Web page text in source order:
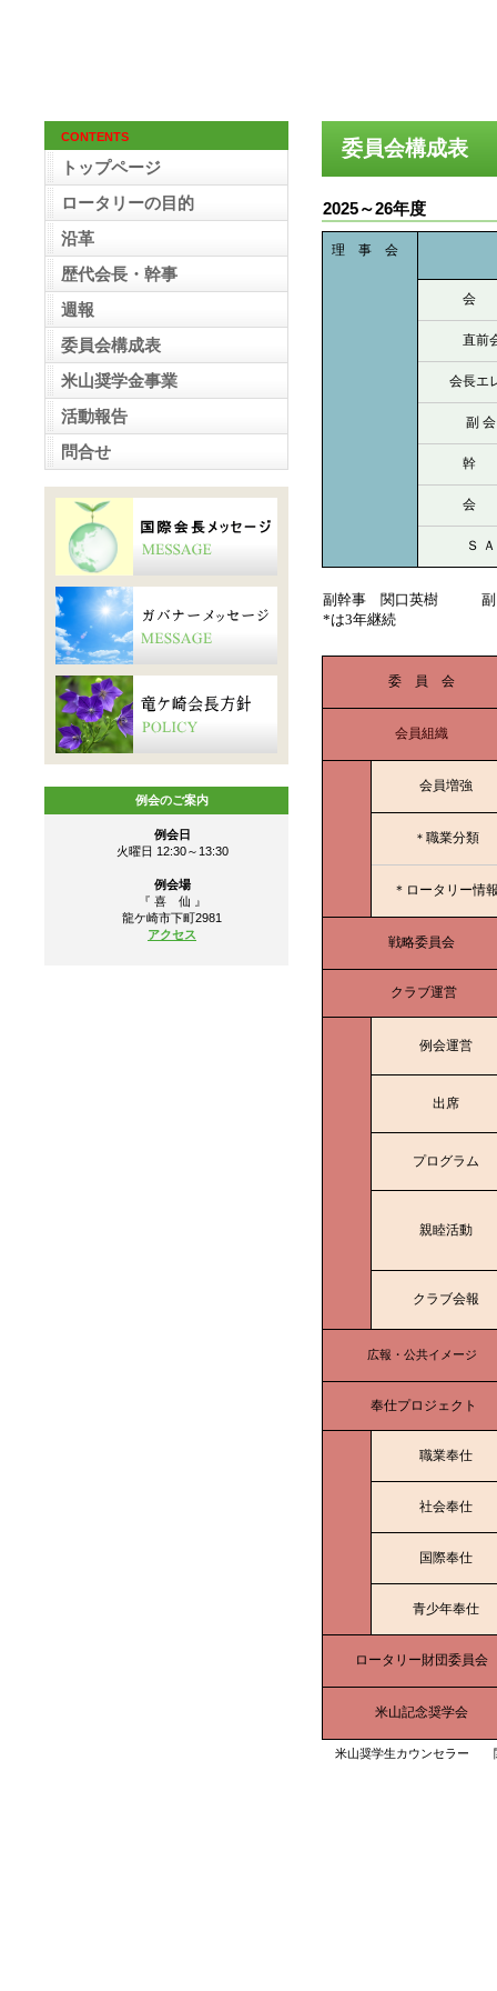
委員会構成表
2025～26年度
理 事 会
会
直前
会長エ
副
幹
会
Ｓ
副幹事 関口英樹
*は3年継続
委 員 会
会員組織
会員増強
＊ 職業分類
＊ロータリー情
戦略委員会
クラブ運営
例会運営
出席
プログラム
親睦活動
クラブ会報
広報・公共イメージ
奉仕プロジェクト
職業奉仕
社会奉仕
国際奉仕
青少年奉仕
ロータリー財団委員会
米山記念奨学会
米山奨学生カウンセラー
CONTENTS
トップページ
ロータリーの目的
沿革
歴代会長・幹事
週報
委員会構成表
米山奨学金事業
活動報告
問合せ
例会のご案内
例会日
火曜日 12:30～13:30
例会場
『 喜 仙 』
龍ケ崎市下町2981
アクセス